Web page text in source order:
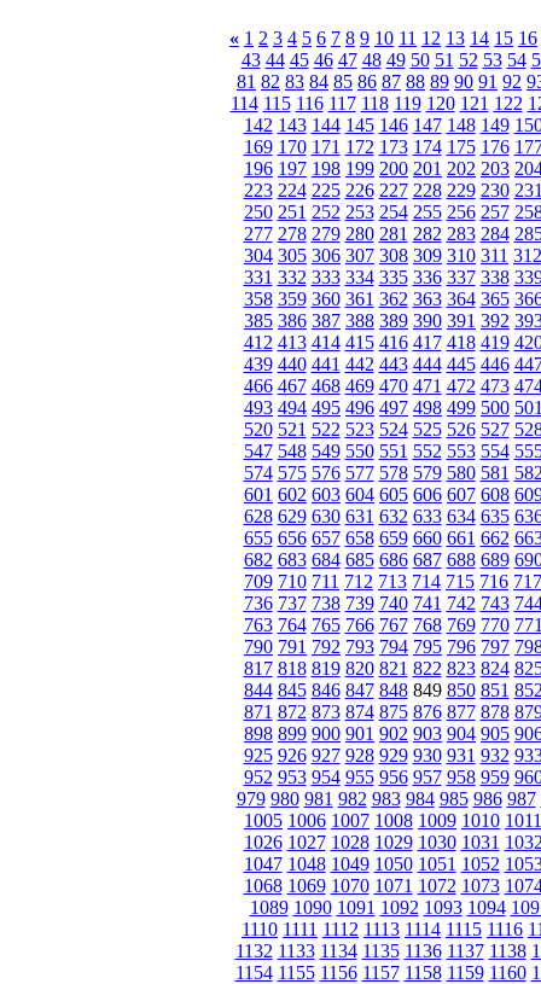
« 1 2 3 4 5 6 7 8 9 10 11 12 13 14 15 16
43 44 45 46 47 48 49 50 51 52 53 54
81 82 83 84 85 86 87 88 89 90 91 92
114 115 116 117 118 119 120 121 122
142 143 144 145 146 147 148 149
169 170 171 172 173 174 175 176
196 197 198 199 200 201 202 203
223 224 225 226 227 228 229 230
250 251 252 253 254 255 256 257
277 278 279 280 281 282 283 284
304 305 306 307 308 309 310 311 312
331 332 333 334 335 336 337 338
358 359 360 361 362 363 364 365
385 386 387 388 389 390 391 392
412 413 414 415 416 417 418 419
439 440 441 442 443 444 445 446
466 467 468 469 470 471 472 473
493 494 495 496 497 498 499 500
520 521 522 523 524 525 526 527
547 548 549 550 551 552 553 554
574 575 576 577 578 579 580 581
601 602 603 604 605 606 607 608
628 629 630 631 632 633 634 635
655 656 657 658 659 660 661 662
682 683 684 685 686 687 688 689
709 710 711 712 713 714 715 716 717
736 737 738 739 740 741 742 743
763 764 765 766 767 768 769 770
790 791 792 793 794 795 796 797
817 818 819 820 821 822 823 824
844 845 846 847 848849 850 851
871 872 873 874 875 876 877 878
898 899 900 901 902 903 904 905
925 926 927 928 929 930 931 932
952 953 954 955 956 957 958 959
979 980 981 982 983 984 985 986 987
1005 1006 1007 1008 1009 1010 1011
1026 1027 1028 1029 1030 1031
1047 1048 1049 1050 1051 1052
1068 1069 1070 1071 1072 1073
1089 1090 1091 1092 1093 1094
1110 1111 1112 1113 1114 1115 1116
1132 1133 1134 1135 1136 1137 1138
1154 1155 1156 1157 1158 1159 1160